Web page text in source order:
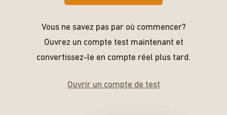
Vous ne savez pas par où commencer?
Ouvrez un compte test maintenant et
convertissez-le en compte réel plus tard.
Ouvrir un compte de test